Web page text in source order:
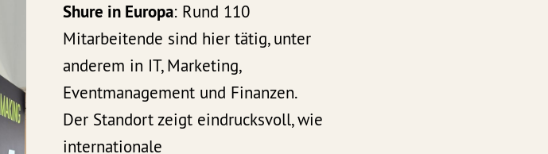
Shure in Europa: Rund 110
Mitarbeitende sind hier tätig, unter
anderem in IT, Marketing,
Eventmanagement und Finanzen.
Der Standort zeigt eindrucksvoll, wie
internationale